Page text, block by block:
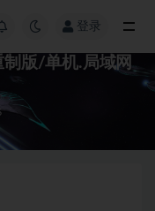
登录
版/单机.局域网